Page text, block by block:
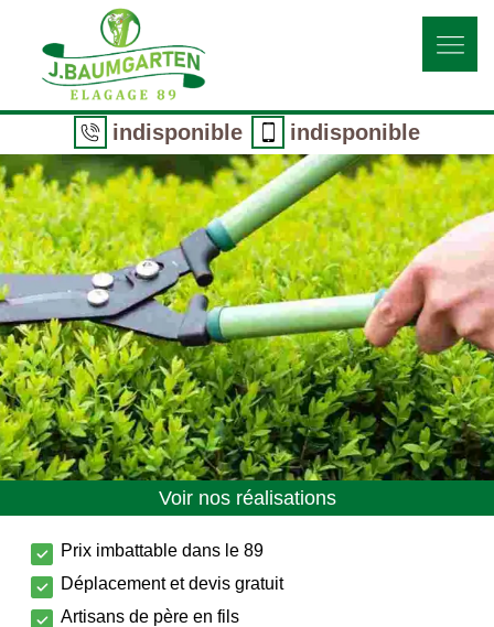
indisponible indisponible
Voir nos réalisations
Prix imbattable dans le 89
Déplacement et devis gratuit
Artisans de père en fils